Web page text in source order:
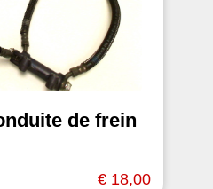
de frein
€ 18,00